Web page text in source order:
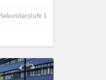
Sekundarstufe 1